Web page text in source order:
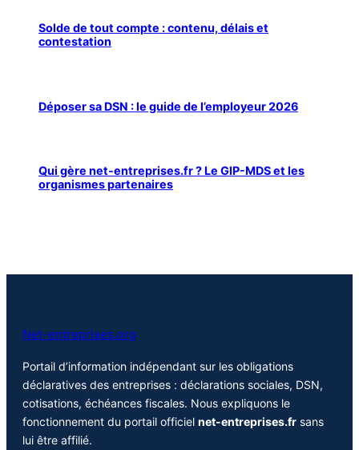
Solde de tout compte : contenu, délais et
contestation
Déposer sa DSN : le guide de l’employeur 2026
Qui gère net-entreprises.fr ? Le GIP-MDS et les
organismes partenaires
Net-entreprises.org
Portail d’information indépendant sur les obligations
déclaratives des entreprises : déclarations sociales, DSN,
cotisations, échéances fiscales. Nous expliquons le
fonctionnement du portail officiel net-entreprises.fr sans
lui être affilié.